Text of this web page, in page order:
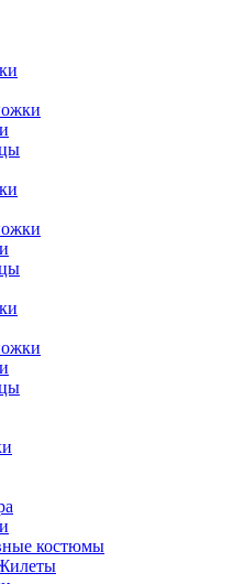
костюмы